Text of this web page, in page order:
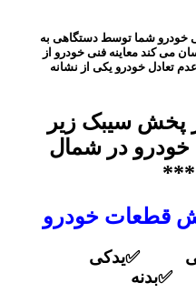
خودرو شما توسط دستگاهی به
می کند معاینه فنی خودرو از
تعادل خودرو یکی از نشانه
پخش سیبک زیر
خودرو در شمال
قطعات خودرو
✅یدکی